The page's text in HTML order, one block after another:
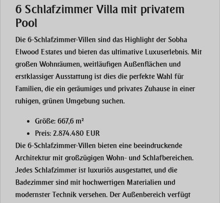
6 Schlafzimmer Villa mit privatem
Pool
Die 6-Schlafzimmer-Villen sind das Highlight der Sobha
Elwood Estates und bieten das ultimative Luxuserlebnis. Mit
großen Wohnräumen, weitläufigen Außenflächen und
erstklassiger Ausstattung ist dies die perfekte Wahl für
Familien, die ein geräumiges und privates Zuhause in einer
ruhigen, grünen Umgebung suchen.
Größe: 667,6 m²
Preis: 2.874.480 EUR
Die 6-Schlafzimmer-Villen bieten eine beeindruckende
Architektur mit großzügigen Wohn- und Schlafbereichen.
Jedes Schlafzimmer ist luxuriös ausgestattet, und die
Badezimmer sind mit hochwertigen Materialien und
modernster Technik versehen. Der Außenbereich verfügt